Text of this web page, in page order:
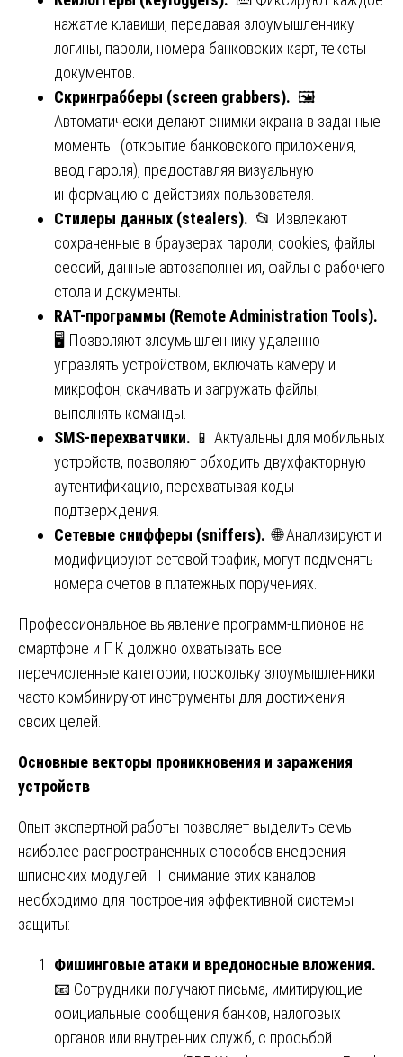
нажатие клавиши, передавая злоумышленнику
логины, пароли, номера банковских карт, тексты
документов.
Скринграбберы (screen grabbers). 🖼️
Автоматически делают снимки экрана в заданные
моменты (открытие банковского приложения,
ввод пароля), предоставляя визуальную
информацию о действиях пользователя.
Стилеры данных (stealers). 📂 Извлекают
сохраненные в браузерах пароли, cookies, файлы
сессий, данные автозаполнения, файлы с рабочего
стола и документы.
RAT-программы (Remote Administration Tools).
🖥️ Позволяют злоумышленнику удаленно
управлять устройством, включать камеру и
микрофон, скачивать и загружать файлы,
выполнять команды.
SMS-перехватчики. 📱 Актуальны для мобильных
устройств, позволяют обходить двухфакторную
аутентификацию, перехватывая коды
подтверждения.
Сетевые снифферы (sniffers).🌐 Анализируют и
модифицируют сетевой трафик, могут подменять
номера счетов в платежных поручениях.
Профессиональное выявление программ-шпионов на
смартфоне и ПК должно охватывать все
перечисленные категории, поскольку злоумышленники
часто комбинируют инструменты для достижения
своих целей.
Основные векторы проникновения и заражения
устройств
Опыт экспертной работы позволяет выделить семь
наиболее распространенных способов внедрения
шпионских модулей. Понимание этих каналов
необходимо для построения эффективной системы
защиты:
Фишинговые атаки и вредоносные вложения.
📧 Сотрудники получают письма, имитирующие
официальные сообщения банков, налоговых
органов или внутренних служб, с просьбой